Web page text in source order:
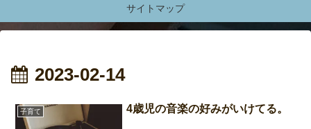
サイトマップ
2023-02-14
子育て 4歳児の音楽の好みがいけてる。